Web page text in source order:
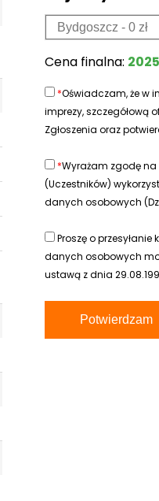
Cena finalna:
*Oświadczam, że w
imprezy, szczegółową
Zgłoszenia oraz
*Wyrażam zgodę
(Uczestników)
danych osobowych (Dz.
Proszę o
danych osobowych
ustawą z dnia